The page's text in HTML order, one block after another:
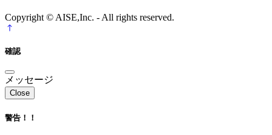
Copyright © AISE,Inc. - All rights reserved.
確認
メッセージ
Close
警告！！